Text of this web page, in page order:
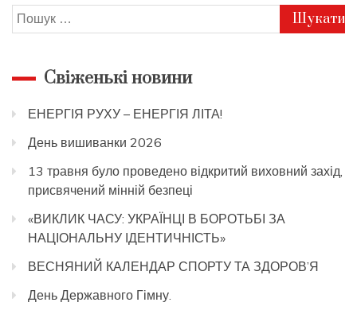
Пошук:
Свіженькі новини
ЕНЕРГІЯ РУХУ – ЕНЕРГІЯ ЛІТА!
День вишиванки 2026
13 травня було проведено відкритий виховний захід,
присвячений мінній безпеці
«ВИКЛИК ЧАСУ: УКРАЇНЦІ В БОРОТЬБІ ЗА
НАЦІОНАЛЬНУ ІДЕНТИЧНІСТЬ»
ВЕСНЯНИЙ КАЛЕНДАР СПОРТУ ТА ЗДОРОВ’Я
День Державного Гімну.